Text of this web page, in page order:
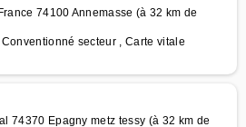
74100 Annemasse (à 32 km de
secteur , Carte vitale
74370 Epagny metz tessy (à 32 km de